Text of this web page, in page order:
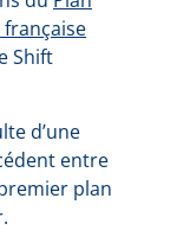
Shift
d’une
entre
plan